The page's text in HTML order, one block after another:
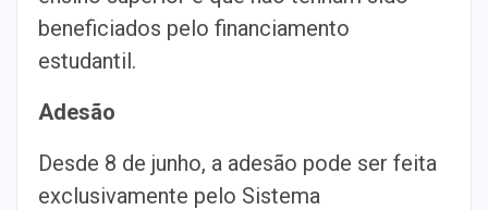
beneficiados pelo financiamento
estudantil.
Adesão
Desde 8 de junho, a adesão pode ser feita
exclusivamente pelo Sistema